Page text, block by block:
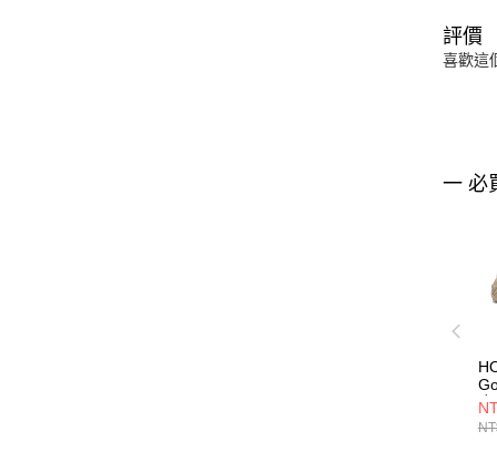
評價
喜歡這
一 必
麻